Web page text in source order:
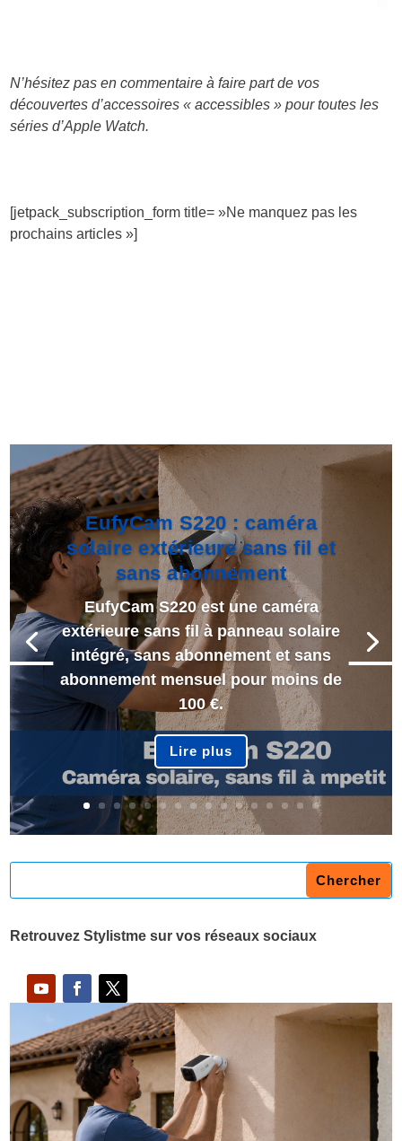
N’hésitez pas en commentaire à faire part de vos
découvertes d’accessoires « accessibles » pour toutes les
séries d’Apple Watch.
[jetpack_subscription_form title= »Ne manquez pas les
prochains articles »]
EufyCam S220 : caméra
solaire extérieure sans fil et
sans abonnement
EufyCam S220 est une caméra
extérieure sans fil à panneau solaire
intégré, sans abonnement et sans
abonnement mensuel pour moins de
100 €.
Lire plus
Retrouvez Stylistme sur vos réseaux sociaux